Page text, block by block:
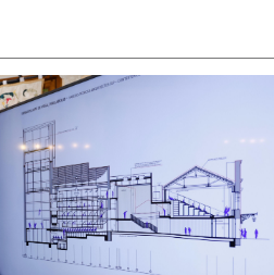
aplicación
externa.
aplicación